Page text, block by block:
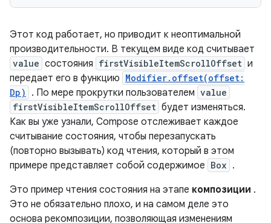
Этот код работает, но приводит к неоптимальной
производительности. В текущем виде код считывает
value состояния firstVisibleItemScrollOffset и
передает его в функцию Modifier.offset(offset:
Dp)
. По мере прокрутки пользователем value
firstVisibleItemScrollOffset будет изменяться.
Как вы уже узнали, Compose отслеживает каждое
считывание состояния, чтобы перезапускать
(повторно вызывать) код чтения, который в этом
примере представляет собой содержимое Box .
Это пример чтения состояния на этапе композиции .
Это не обязательно плохо, и на самом деле это
основа рекомпозиции, позволяющая изменениям